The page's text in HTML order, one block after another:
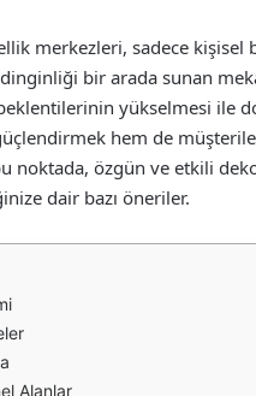
merkezleri, sadece kişisel
bir arada sunan
yükselmesi ile
hem de
noktada, özgün ve etkili
dair bazı öneriler.
Alanlar